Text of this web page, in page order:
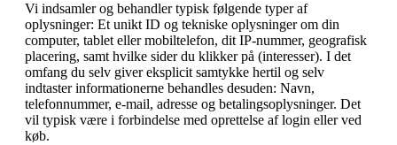
Vi indsamler og behandler typisk følgende typer af
oplysninger: Et unikt ID og tekniske oplysninger om din
computer, tablet eller mobiltelefon, dit IP-nummer, geografisk
placering, samt hvilke sider du klikker på (interesser). I det
omfang du selv giver eksplicit samtykke hertil og selv
indtaster informationerne behandles desuden: Navn,
telefonnummer, e-mail, adresse og betalingsoplysninger. Det
vil typisk være i forbindelse med oprettelse af login eller ved
køb.